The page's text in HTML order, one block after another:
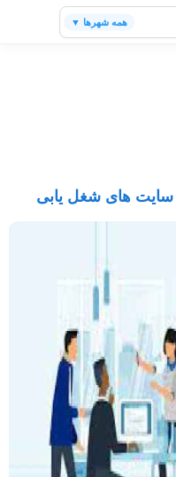
همه شهرها ▼
سایت های شغل یابی